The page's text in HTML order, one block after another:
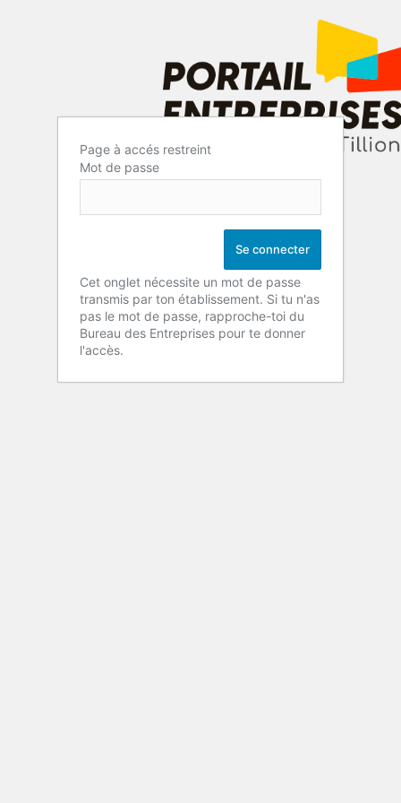
Page à accés restreint
Mot de passe
Cet onglet nécessite un mot de passe
transmis par ton établissement. Si tu n'as
pas le mot de passe, rapproche-toi du
Bureau des Entreprises pour te donner
l'accès.